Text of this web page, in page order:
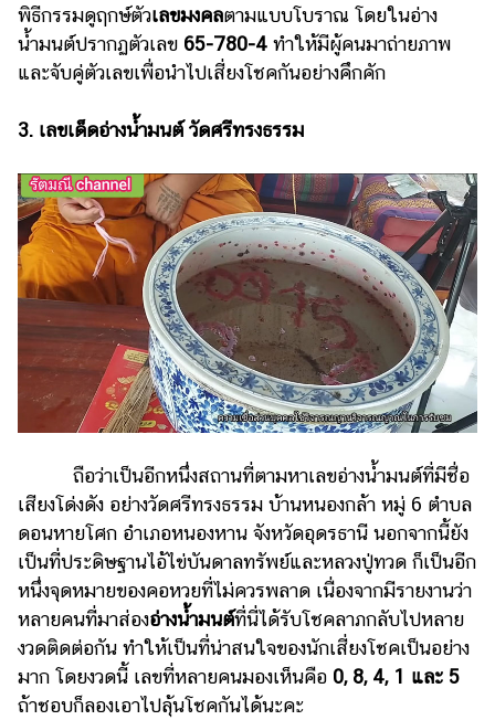
พิธีกรรมดูฤกษ์ตัวเลขมงคลตามแบบโบราณ โดยในอ่าง
น้ำมนต์ปรากฏตัวเลข 65-780-4 ทำให้มีผู้คนมาถ่ายภาพ
และจับคู่ตัวเลขเพื่อนำไปเสี่ยงโชคกันอย่างคึกคัก
3. เลขเด็ดอ่างน้ำมนต์ วัดศรีทรงธรรม
ถือว่าเป็นอีกหนึ่งสถานที่ตามหาเลขอ่างน้ำมนต์ที่มีชื่อ
เสียงโด่งดัง อย่างวัดศรีทรงธรรม บ้านหนองกล้า หมู่ 6 ตำบล
ดอนหายโศก อำเภอหนองหาน จังหวัดอุดรธานี นอกจากนี้ยัง
เป็นที่ประดิษฐานไอ้ไข่บันดาลทรัพย์และหลวงปู่ทวด ก็เป็นอีก
หนึ่งจุดหมายของคอหวยที่ไม่ควรพลาด เนื่องจากมีรายงานว่า
หลายคนที่มาส่องอ่างน้ำมนต์ที่นี่ได้รับโชคลาภกลับไปหลาย
งวดติดต่อกัน ทำให้เป็นที่น่าสนใจของนักเสี่ยงโชคเป็นอย่าง
มาก โดยงวดนี้ เลขที่หลายคนมองเห็นคือ 0, 8, 4, 1 และ 5
ถ้าชอบก็ลองเอาไปลุ้นโชคกันได้นะคะ